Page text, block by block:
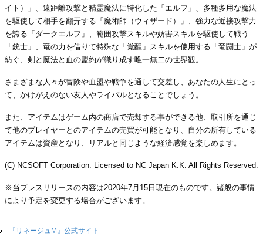
イト）」、遠距離攻撃と精霊魔法に特化した「エルフ」、多種多用な魔法
を駆使して相手を翻弄する「魔術師（ウィザード）」、強力な近接攻撃力
を誇る「ダークエルフ」、範囲攻撃スキルや妨害スキルを駆使して戦う
「銃士」、竜の力を借りて特殊な「覚醒」スキルを使用する「竜闘士」が
紡ぐ、剣と魔法と血の盟約が織り成す唯一無二の世界観。
さまざまな人々が冒険や血盟や戦争を通して交差し、あなたの人生にとっ
て、かけがえのない友人やライバルとなることでしょう。
また、アイテムはゲーム内の商店で売却する事ができる他、取引所を通じ
て他のプレイヤーとのアイテムの売買が可能となり、自分の所有している
アイテムは資産となり、リアルと同じような経済感覚を楽しめます。
(C) NCSOFT Corporation. Licensed to NC Japan K.K. All Rights Reserved.
※当プレスリリースの内容は2020年7月15日現在のものです。諸般の事情
により予定を変更する場合がございます。
『リネージュM』公式サイト